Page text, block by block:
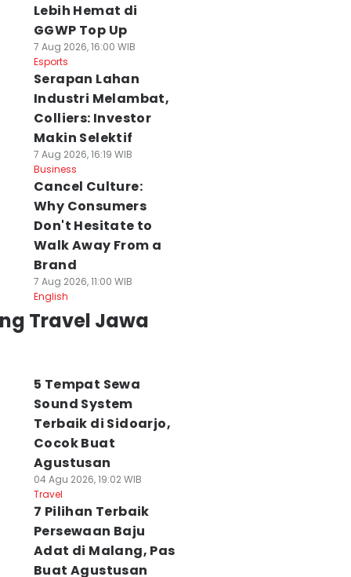
Lebih Hemat di
GGWP Top Up
7 Aug 2026, 16:00 WIB
Esports
Serapan Lahan
Industri Melambat,
Colliers: Investor
Makin Selektif
7 Aug 2026, 16:19 WIB
Business
Cancel Culture:
Why Consumers
Don't Hesitate to
Walk Away From a
Brand
7 Aug 2026, 11:00 WIB
English
Travel Jawa
5 Tempat Sewa
Sound System
Terbaik di Sidoarjo,
Cocok Buat
Agustusan
04 Agu 2026, 19:02 WIB
Travel
7 Pilihan Terbaik
Persewaan Baju
Adat di Malang, Pas
Buat Agustusan